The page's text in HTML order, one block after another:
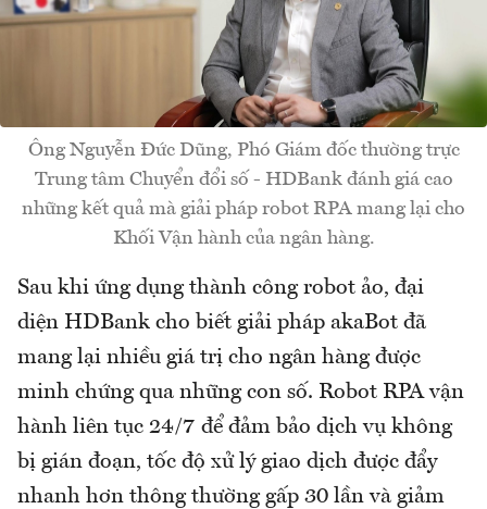
Ông Nguyễn Đức Dũng, Phó Giám đốc thường trực
Trung tâm Chuyển đổi số - HDBank đánh giá cao
những kết quả mà giải pháp robot RPA mang lại cho
Khối Vận hành của ngân hàng.
Sau khi ứng dụng thành công robot ảo, đại
diện HDBank cho biết giải pháp akaBot đã
mang lại nhiều giá trị cho ngân hàng được
minh chứng qua những con số. Robot RPA vận
hành liên tục 24/7 để đảm bảo dịch vụ không
bị gián đoạn, tốc độ xử lý giao dịch được đẩy
nhanh hơn thông thường gấp 30 lần và giảm